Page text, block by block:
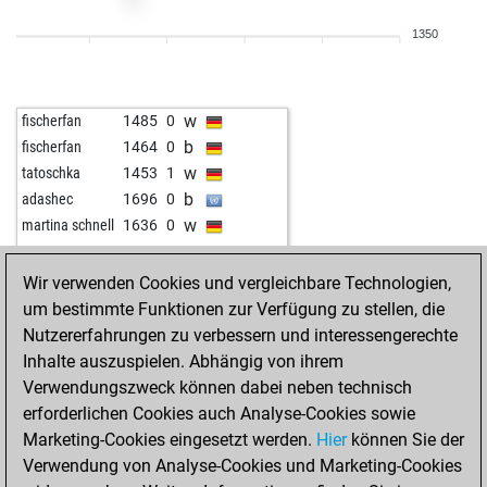
1350
fischerfan 1485 0 w
fischerfan 1464 0 b
tatoschka 1453 1 w
adashec 1696 0 b
martina schnell 1636 0 w
Wir verwenden Cookies und vergleichbare Technologien,
um bestimmte Funktionen zur Verfügung zu stellen, die
Nutzererfahrungen zu verbessern und interessengerechte
Inhalte auszuspielen. Abhängig von ihrem
Verwendungszweck können dabei neben technisch
erforderlichen Cookies auch Analyse-Cookies sowie
Marketing-Cookies eingesetzt werden. Hierkönnen Sie der
Verwendung von Analyse-Cookies und Marketing-Cookies